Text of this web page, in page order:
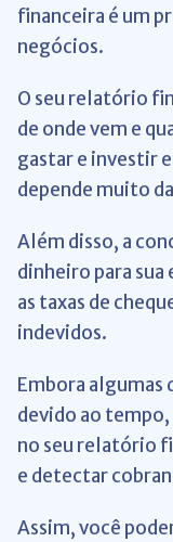
financeira é um
negócios.
O seu relatório
de onde vem e
gastar e investir
depende muito
Além disso, a
dinheiro para
as taxas de
indevidos.
Embora
devido ao
no seu relatório
e detectar
Assim, você